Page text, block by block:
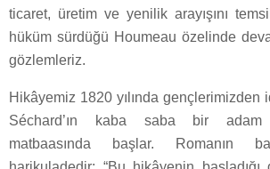
ticaret, üretim ve yenilik arayışını
hüküm sürdüğü Houmeau özelinde
gözlemleriz.
Hikâyemiz 1820 yılında gençlerimizden
Séchard’ın kaba saba bir adam
matbaasında başlar. Romanın